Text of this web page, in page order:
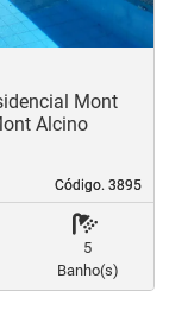
Código. 3895
Código. 3895
Mont
Alcino
5
Banho(s)